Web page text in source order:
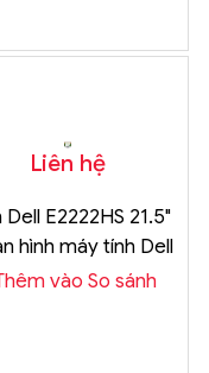
Liên hệ
Dell E2222HS 21.5"
hình máy tính Dell
Chính Hãng
vào So sánh